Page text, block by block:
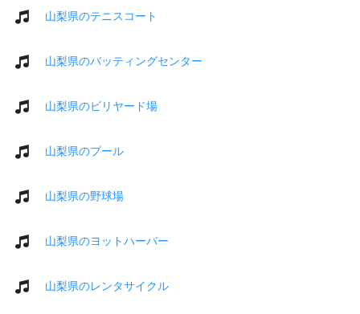
山梨県のテニスコート
山梨県のバッティングセンター
山梨県のビリヤード場
山梨県のプール
山梨県の野球場
山梨県のヨットハーバー
山梨県のレンタサイクル